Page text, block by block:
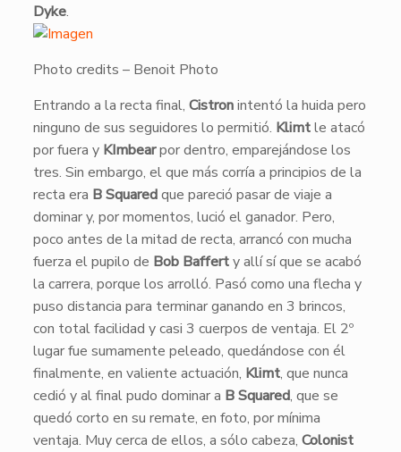
Dyke.
Photo credits – Benoit Photo
​Entrando a la recta final, Cistronintentó la huida pero
ninguno de sus seguidores lo permitió. Klimtle atacó
por fuera y KImbearpor dentro, emparejándose los
tres. Sin embargo, el que más corría a principios de la
recta era B Squaredque pareció pasar de viaje a
dominar y, por momentos, lució el ganador. Pero,
poco antes de la mitad de recta, arrancó con mucha
fuerza el pupilo de Bob Bafferty allí sí que se acabó
la carrera, porque los arrolló. Pasó como una flecha y
puso distancia para terminar ganando en 3 brincos,
con total facilidad y casi 3 cuerpos de ventaja. El 2º
lugar fue sumamente peleado, quedándose con él
finalmente, en valiente actuación, Klimt, que nunca
cedió y al final pudo dominar a B Squared, que se
quedó corto en su remate, en foto, por mínima
ventaja. Muy cerca de ellos, a sólo cabeza, Colonist